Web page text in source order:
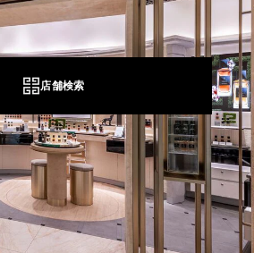
店舗検索